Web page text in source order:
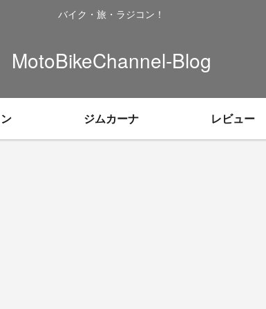
バイク・旅・ラジコン！
MotoBikeChannel-Blog
ジムカーナ レビュー